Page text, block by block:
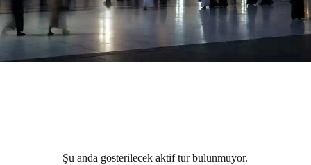
Şu anda gösterilecek aktif tur bulunmuyor.